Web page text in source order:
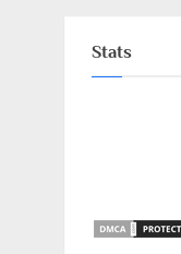
Stats